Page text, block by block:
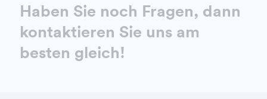
Haben Sie noch Fragen, dann
kontaktieren Sie uns am
besten gleich!